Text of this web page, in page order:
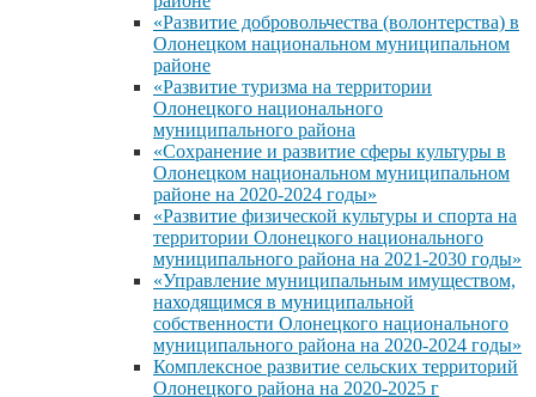
«Развитие добровольчества (волонтерства) в
Олонецком национальном муниципальном
районе
«Развитие туризма на территории
Олонецкого национального
муниципального района
«Сохранение и развитие сферы культуры в
Олонецком национальном муниципальном
районе на 2020-2024 годы»
«Развитие физической культуры и спорта на
территории Олонецкого национального
муниципального района на 2021-2030 годы»
«Управление муниципальным имуществом,
находящимся в муниципальной
собственности Олонецкого национального
муниципального района на 2020-2024 годы»
Комплексное развитие сельских территорий
Олонецкого района на 2020-2025 г